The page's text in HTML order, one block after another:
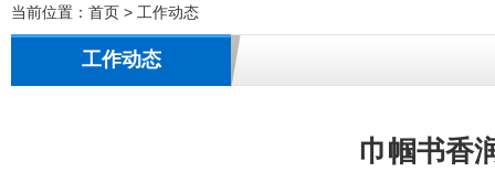
当前位置： 首页 > 工作动态
工作动态
巾帼书香